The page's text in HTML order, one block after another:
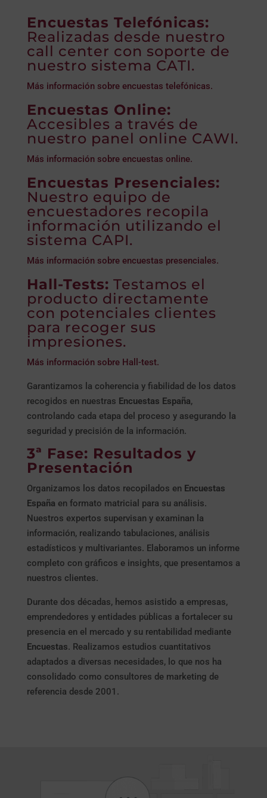
Encuestas Telefónicas:
Realizadas desde nuestro
call center con soporte de
nuestro sistema CATI.
Más información sobre encuestas telefónicas.
Encuestas Online:
Accesibles a través de
nuestro panel online CAWI.
Más información sobre encuestas online.
Encuestas Presenciales:
Nuestro equipo de
encuestadores recopila
información utilizando el
sistema CAPI.
Más información sobre encuestas presenciales.
Hall-Tests: Testamos el
producto directamente
con potenciales clientes
para recoger sus
impresiones.
Más información sobre Hall-test.
Garantizamos la coherencia y fiabilidad de los datos
recogidos en nuestras Encuestas España,
controlando cada etapa del proceso y asegurando la
seguridad y precisión de la información.
3ª Fase: Resultados y
Presentación
Organizamos los datos recopilados en Encuestas
España en formato matricial para su análisis.
Nuestros expertos supervisan y examinan la
información, realizando tabulaciones, análisis
estadísticos y multivariantes. Elaboramos un informe
completo con gráficos e insights, que presentamos a
nuestros clientes.
Durante dos décadas, hemos asistido a empresas,
emprendedores y entidades públicas a fortalecer su
presencia en el mercado y su rentabilidad mediante
Encuestas. Realizamos estudios cuantitativos
adaptados a diversas necesidades, lo que nos ha
consolidado como consultores de marketing de
referencia desde 2001.